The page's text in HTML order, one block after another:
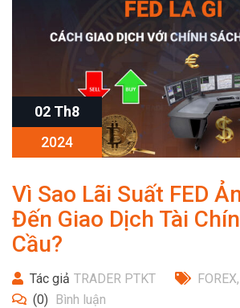
02 Th8
2024
Vì Sao Lãi Suất FED
Đến Giao Dịch Tài
Cầu?
Tác giả TRADER PTKT FOREX,
(0) Bình luận